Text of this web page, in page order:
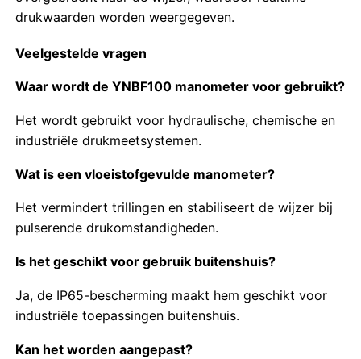
drukwaarden worden weergegeven.
Veelgestelde vragen
Waar wordt de YNBF100 manometer voor gebruikt?
Het wordt gebruikt voor hydraulische, chemische en
industriële drukmeetsystemen.
Wat is een vloeistofgevulde manometer?
Het vermindert trillingen en stabiliseert de wijzer bij
pulserende drukomstandigheden.
Is het geschikt voor gebruik buitenshuis?
Ja, de IP65-bescherming maakt hem geschikt voor
industriële toepassingen buitenshuis.
Kan het worden aangepast?